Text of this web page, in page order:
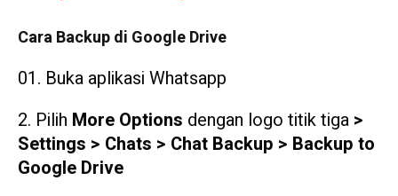
Cara Backup di Google Drive
Buka aplikasi Whatsapp
2. Pilih More Options dengan logo titik tiga >
Settings > Chats > Chat Backup > Backup to
Google Drive